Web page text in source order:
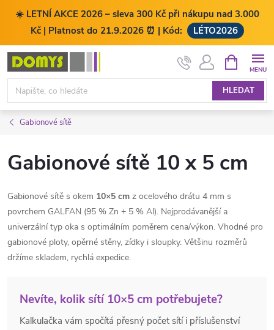
☀️ LETNÍ AKCE 2026 – sleva 300 Kč při nákupu nad 3.000
Kč | Platnost do 21.9.2026 ⏰ | Kód:
LÉTO2026
Přejít
obsah
HLEDAT
NÁKUPNÍ
KOŠÍK
Gabionové sítě
Gabionové sítě 10 x 5 cm
Gabionové sítě s okem 10×5 cm z ocelového drátu 4 mm s
povrchem GALFAN (95 % Zn + 5 % Al). Nejprodávanější a
univerzální typ oka s optimálním poměrem cena/výkon. Vhodné pro
gabionové ploty, opěrné stěny, zídky i sloupky. Většinu rozměrů
držíme skladem, rychlá expedice.
Nevíte, kolik sítí 10×5 cm potřebujete?
Kalkulačka vám spočítá přesný počet sítí i příslušenství